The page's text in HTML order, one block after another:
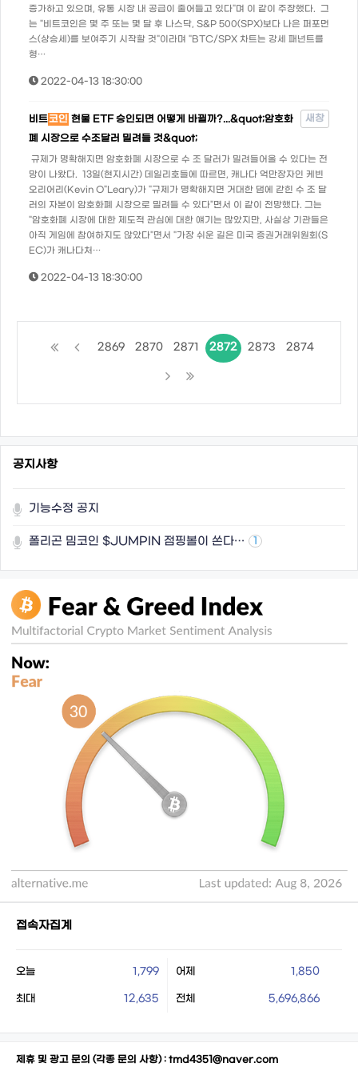
증가하고 있으며, 유통 시장 내 공급이 줄어들고 있다"며 이 같이 주장했다. 그
는 "비트코인은 몇 주 또는 몇 달 후 나스닥, S&P 500(SPX)보다 나은 퍼포먼
스(상승세)를 보여주기 시작할 것"이라며 "BTC/SPX 차트는 강세 패넌트를
형…
2022-04-13 18:30:00
비트코인 현물 ETF 승인되면 어떻게 바뀔까?...&quot;암호화
폐 시장으로 수조달러 밀려들 것&quot;
새창
규제가 명확해지면 암호화폐 시장으로 수 조 달러가 밀려들어올 수 있다는 전
망이 나왔다. 13일(현지시간) 데일리호들에 따르면, 캐나다 억만장자인 케빈
오리어리(Kevin O"Leary)가 "규제가 명확해지면 거대한 댐에 갇힌 수 조 달
러의 자본이 암호화폐 시장으로 밀려들 수 있다"면서 이 같이 전망했다. 그는
"암호화폐 시장에 대한 제도적 관심에 대한 얘기는 많았지만, 사실상 기관들은
아직 게임에 참여하지도 않았다"면서 "가장 쉬운 길은 미국 증권거래위원회(S
EC)가 캐나다처…
2022-04-13 18:30:00
2869 2870 2871 2872 2873 2874
공지사항
기능수정 공지
폴리곤 밈코인 $JUMPIN 점핑볼이 쏜다… 1
접속자집계
오늘 1,799 어제 1,850
최대 12,635 전체 5,696,866
제휴 및 광고 문의 (각종 문의 사항) : tmd4351@naver.com